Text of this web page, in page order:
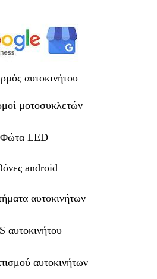
αυτοκινήτου
μοτοσυκλετών
Φώτα LED
android
αυτοκινήτων
αυτοκινήτου
αυτοκινήτων